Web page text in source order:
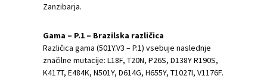
Zanzibarja.
Gama – P.1 – Brazilska različica
Različica gama (501Y.V3 – P.1) vsebuje naslednje
značilne mutacije: L18F, T20N, P26S, D138Y R190S,
K417T, E484K, N501Y, D614G, H655Y, T1027I, V1176F.